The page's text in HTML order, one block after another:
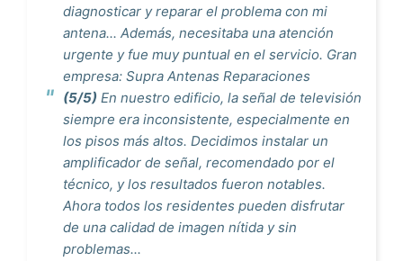
diagnosticar y reparar el problema con mi
antena... Además, necesitaba una atención
urgente y fue muy puntual en el servicio. Gran
empresa: Supra Antenas Reparaciones
(5/5) En nuestro edificio, la señal de televisión
siempre era inconsistente, especialmente en
los pisos más altos. Decidimos instalar un
amplificador de señal, recomendado por el
técnico, y los resultados fueron notables.
Ahora todos los residentes pueden disfrutar
de una calidad de imagen nítida y sin
problemas...